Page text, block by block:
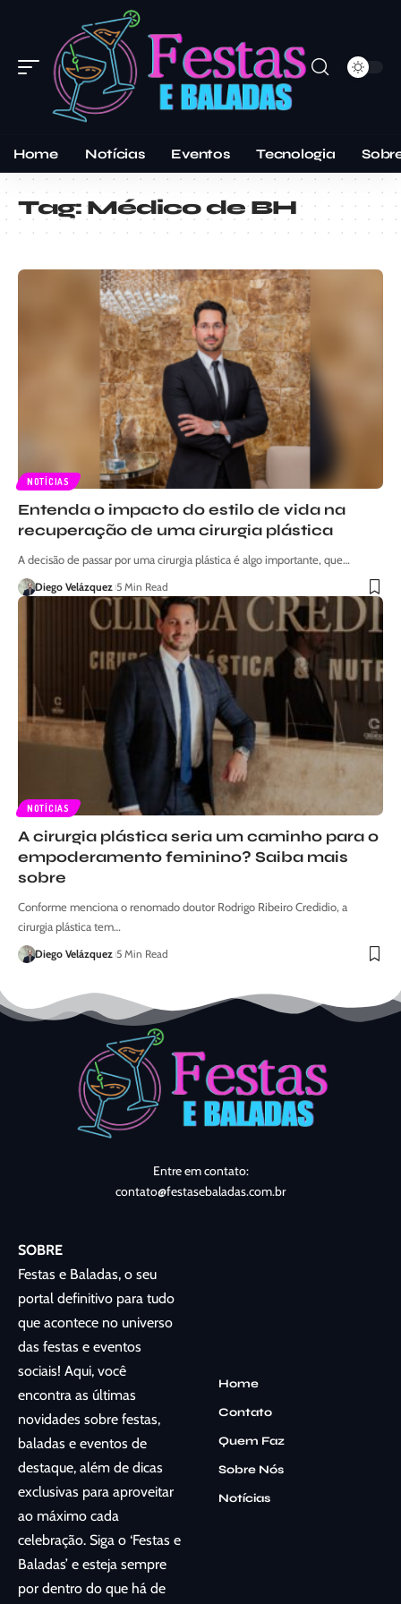
Home Notícias Eventos Tecnologia
Tag:Médico de BH
NOTÍCIAS
Entenda o impacto do estilo de vida na
recuperação de uma cirurgia plástica
A decisão de passar por uma cirurgia plástica é algo importante, que…
Diego Velázquez 5 Min Read
NOTÍCIAS
A cirurgia plástica seria um caminho para o
empoderamento feminino? Saiba mais
sobre
Conforme menciona o renomado doutor Rodrigo Ribeiro Credidio, a
cirurgia plástica tem…
Diego Velázquez 5 Min Read
Entre em contato:
contato@festasebaladas.com.br
SOBRE
Festas e Baladas, o seu
portal definitivo para tudo
que acontece no universo
das festas e eventos
sociais! Aqui, você
encontra as últimas
novidades sobre festas,
baladas e eventos de
destaque, além de dicas
exclusivas para aproveitar
ao máximo cada
celebração. Siga o ‘Festas e
Baladas’ e esteja sempre
por dentro do que há de
Home
Contato
Quem Faz
Sobre Nós
Notícias